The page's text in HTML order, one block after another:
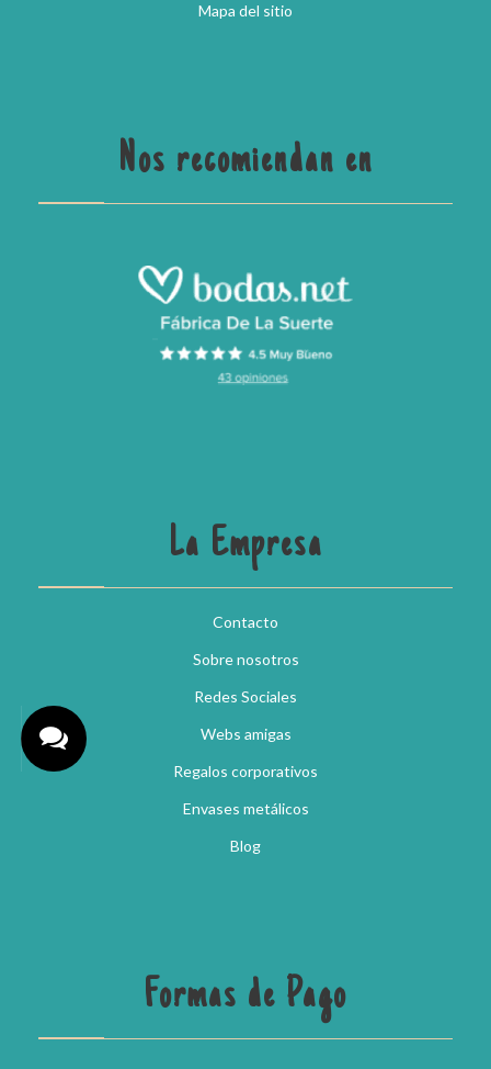
Mapa del sitio
Nos recomiendan en
La Empresa
Contacto
Sobre nosotros
Redes Sociales
Webs amigas
Regalos corporativos
Envases metálicos
Blog
Formas de Pago